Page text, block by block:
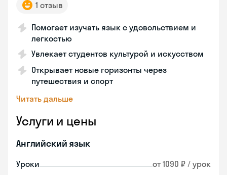
1 отзыв
Помогает изучать язык с удовольствием и
легкостью
Увлекает студентов культурой и искусством
Открывает новые горизонты через
путешествия и спорт
Читать дальше
Услуги и цены
Английский язык
Уроки от 1090 ₽ / урок